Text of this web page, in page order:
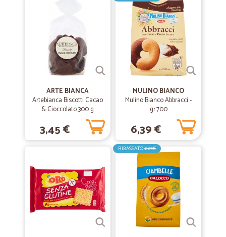
Ottimo sito, prezzi nella media, spedizioni veloci e a disposizione per
qualunque dubbio. Davvero un ottimo servizio.
—Annalisa R.
Tutto perfetto e veloce
Tutto perfetto e veloce
ARTE BIANCA
Artebianca Biscotti Cacao
& Cioccolato 300 g
3,45 €
MULINO BIANCO
Mulino Bianco Abbracci -
gr.700
6,39 €
RIBASSATO2,69€